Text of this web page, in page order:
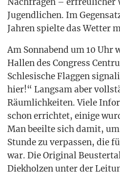
Jugend­li­chen. Im
Jah­ren spiel­te das Wet­ter
Am Sonn­abend um 10 Uhr
Hal­len des Con­gress
Schle­si­sche Flag­gen
hier!“ Lang­sam aber
Räum­lich­kei­ten. Vie­le
schon errich­tet, eini­ge
Man beeil­te sich damit,
Stun­de zu ver­pas­sen, die
war. Die Ori­gi­nal
Diek­hol­zen unter der